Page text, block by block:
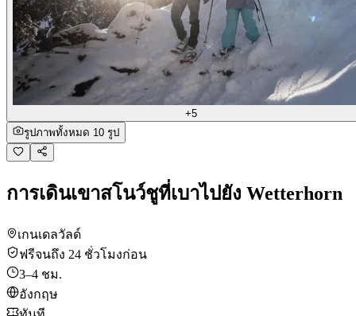
+5
รูปภาพทั้งหมด 10 รูป
การเดินเขาสโนว์ชูที่เบาไปยัง Wetterhorn
เกนเดลวัลด์
ฟรีจนถึง 24 ชั่วโมงก่อน
3–4 ชม.
อังกฤษ